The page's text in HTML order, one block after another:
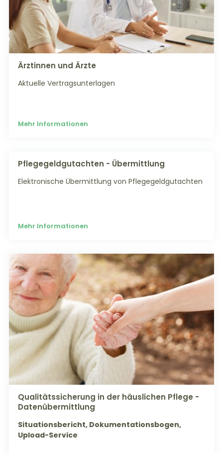
Ärztinnen und Ärzte
Aktuelle Vertragsunterlagen
Mehr Informationen
Pflegegeldgutachten - Übermittlung
Elektronische Übermittlung von Pflegegeldgutachten
Mehr Informationen
Qualitätssicherung in der häuslichen Pflege -
Datenübermittlung
Situationsbericht, Dokumentationsbogen,
Upload-Service